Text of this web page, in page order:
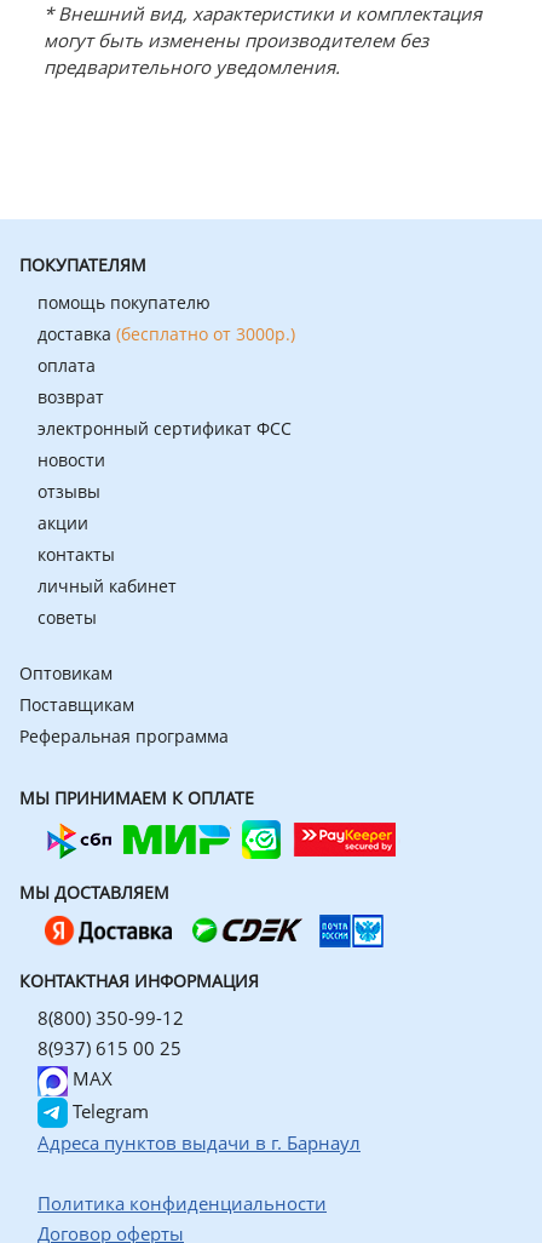
* Внешний вид, характеристики и комплектация
могут быть изменены производителем без
предварительного уведомления.
ПОКУПАТЕЛЯМ
помощь покупателю
доставка (бесплатно от 3000р.)
оплата
возврат
электронный сертификат ФСС
новости
отзывы
акции
контакты
личный кабинет
советы
Оптовикам
Поставщикам
Реферальная программа
МЫ ПРИНИМАЕМ К ОПЛАТЕ
МЫ ДОСТАВЛЯЕМ
КОНТАКТНАЯ ИНФОРМАЦИЯ
8(800) 350-99-12
8(937) 615 00 25
MAX
Telegram
Адреса пунктов выдачи в г. Барнаул
Политика конфиденциальности
Договор оферты